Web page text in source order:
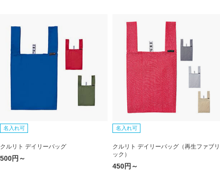
名入れ可
クルリト デイリーバッグ
500円～
名入れ可
クルリト デイリーバッグ（再生ファブリ
ック）
450円～